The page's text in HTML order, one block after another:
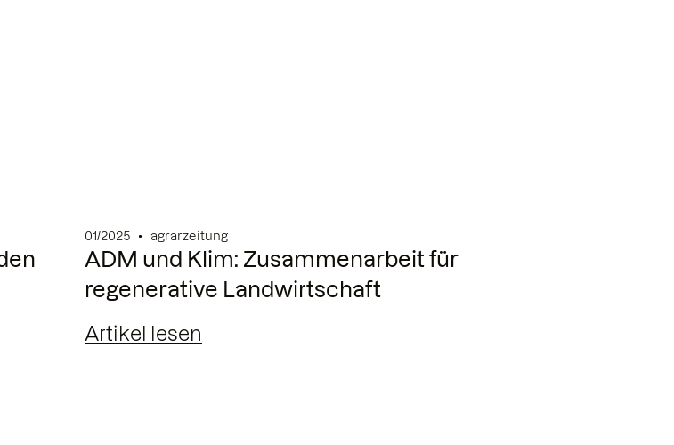
01/2025 agrarzeitung
ADM und Klim: Zusammenarbeit für
regenerative Landwirtschaft
Artikel lesen